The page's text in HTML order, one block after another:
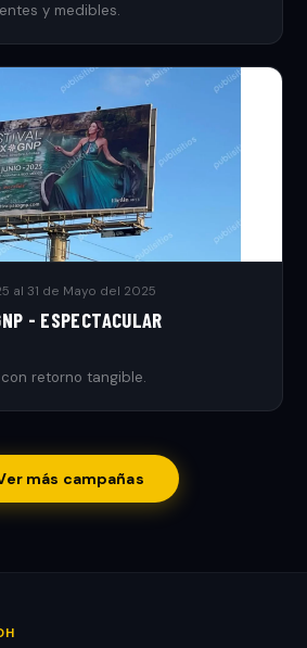
y medibles.
al 31 de Mayo del 2025
- ESPECTACULAR
retorno tangible.
más campañas